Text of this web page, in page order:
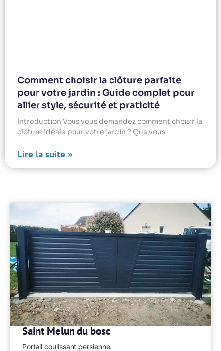
Comment choisir la clôture parfaite
pour votre jardin : Guide complet pour
allier style, sécurité et praticité
Introduction Vous vous demandez comment choisir la
clôture idéale pour votre jardin ? Que vous
Lire la suite »
Saint Melun du bosc
Portail coulissant persienne.